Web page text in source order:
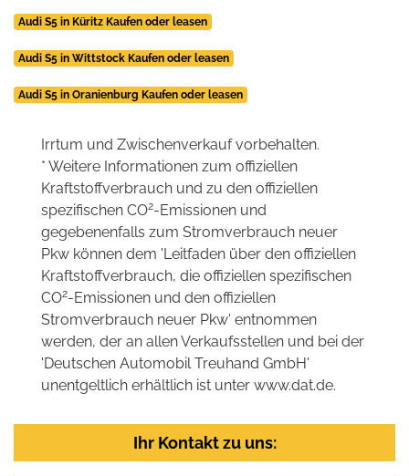
Audi S5 in Küritz Kaufen oder leasen
Audi S5 in Wittstock Kaufen oder leasen
Audi S5 in Oranienburg Kaufen oder leasen
Irrtum und Zwischenverkauf vorbehalten.
* Weitere Informationen zum offiziellen
Kraftstoffverbrauch und zu den offiziellen
spezifischen CO2-Emissionen und
gegebenenfalls zum Stromverbrauch neuer
Pkw können dem 'Leitfaden über den offiziellen
Kraftstoffverbrauch, die offiziellen spezifischen
CO2-Emissionen und den offiziellen
Stromverbrauch neuer Pkw' entnommen
werden, der an allen Verkaufsstellen und bei der
'Deutschen Automobil Treuhand GmbH'
unentgeltlich erhältlich ist unter www.dat.de.
Ihr Kontakt zu uns: